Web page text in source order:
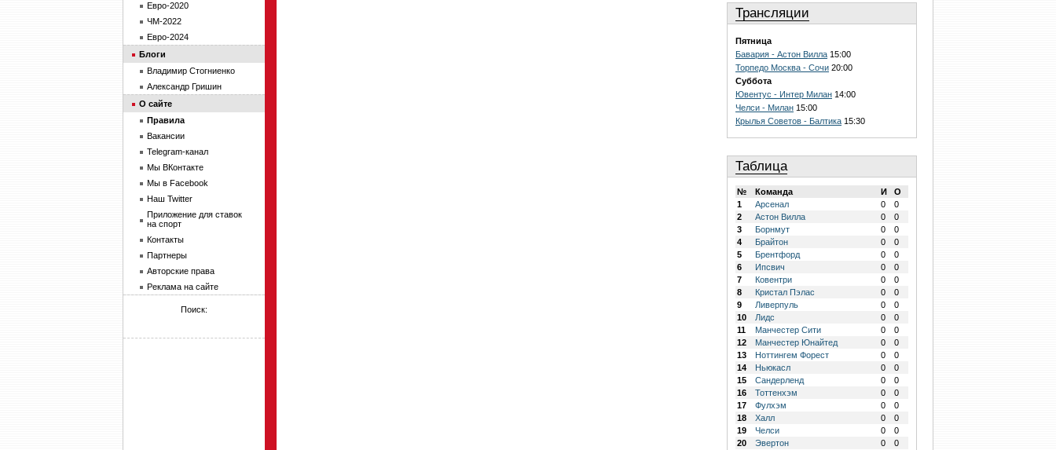
Трансляции
Пятница
Бавария - Астон Вилла 15:00
Торпедо Москва - Сочи 20:00
Суббота
Ювентус - Интер Милан 14:00
Челси - Милан 15:00
Крылья Советов - Балтика 15:30
Таблица
№ Команда И
О
1
Арсенал 0
0
2
Астон Вилла 0
0
3
Борнмут 0
0
4
Брайтон 0
0
5
Брентфорд 0
0
6
Ипсвич 0
0
7
Ковентри 0
0
8
Кристал Пэлас 0
0
9
Ливерпуль 0
0
10
Лидс 0
0
11
Манчестер Сити 0
0
12
Манчестер Юнайтед 0
0
13
Ноттингем Форест 0
0
14
Ньюкасл 0
0
15
Сандерленд 0
0
16
Тоттенхэм 0
0
17
Фулхэм 0
0
18
Халл 0
0
19
Челси 0
0
20
Эвертон 0 0
Евро-2020
ЧМ-2022
Евро-2024
Блоги
Владимир Стогниенко
Александр Гришин
О сайте
Правила
Вакансии
Telegram-канал
Мы ВКонтакте
Мы в Facebook
Наш Twitter
Приложение для ставок
на спорт
Контакты
Партнеры
Авторские права
Реклама на сайте
Поиск: